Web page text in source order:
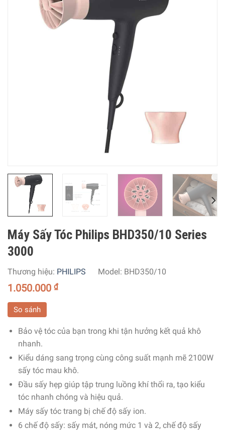
Máy Sấy Tóc Philips BHD350/10 Series
3000
Thương hiệu: PHILIPS Model: BHD350/10
1.050.000 ₫
So sánh
Bảo vệ tóc của bạn trong khi tận hưởng kết quả khô
nhanh.
Kiểu dáng sang trọng cùng công suất mạnh mẽ 2100W
sấy tóc mau khô.
Đầu sấy hẹp giúp tập trung luồng khí thổi ra, tạo kiểu
tóc nhanh chóng và hiệu quả.
Máy sấy tóc trang bị chế độ sấy ion.
6 chế độ sấy: sấy mát, nóng mức 1 và 2, chế độ sấy